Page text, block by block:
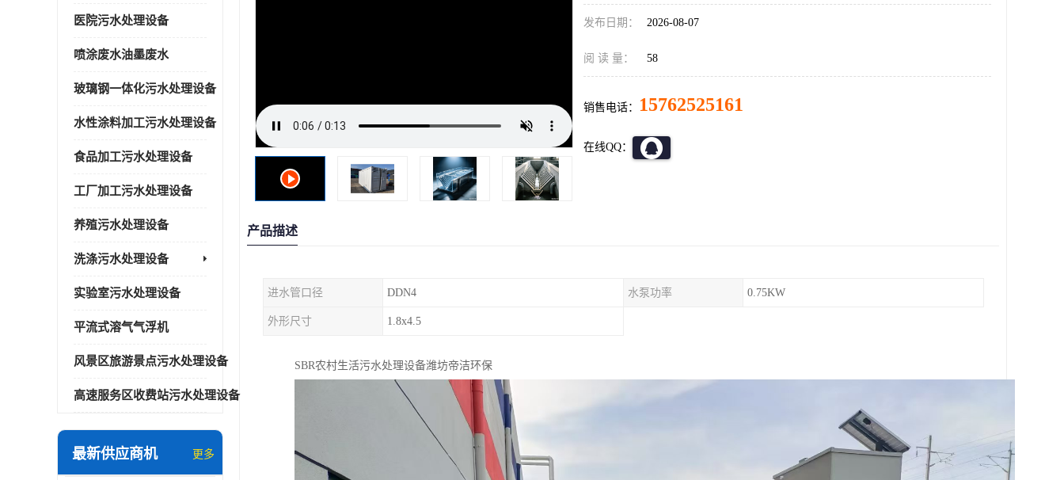
医院污水处理设备
喷涂废水油墨废水
玻璃钢一体化污水处理设备
水性涂料加工污水处理设备
食品加工污水处理设备
工厂加工污水处理设备
养殖污水处理设备
洗涤污水处理设备
实验室污水处理设备
平流式溶气气浮机
风景区旅游景点污水处理设备
高速服务区收费站污水处理设备
最新供应商机 更多
发布日期： 2026-08-07
阅 读 量： 58
销售电话： 15762525161
在线QQ：
产品描述
进水管口径 DDN4 水泵功率 0.75KW
外形尺寸 1.8x4.5
SBR农村生活污水处理设备潍坊帝洁环保